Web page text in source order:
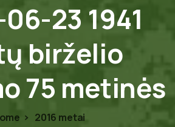
23 1941
birželio
75 metinės
2016 metai